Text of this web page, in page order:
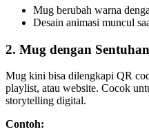
Mug berubah warna
Desain animasi muncul
2. Mug dengan
Mug kini bisa dilengkapi QR
playlist, atau website. Cocok
storytelling digital.
Contoh: